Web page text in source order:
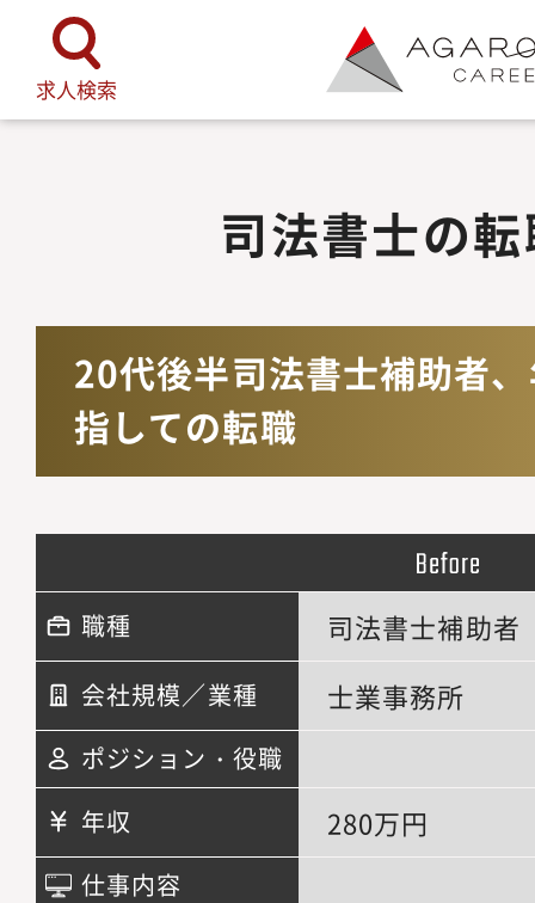
求人検索
TOP 司法書士の転職事例 20代
司法書士の
20代後半司法書士補助者
指しての転職
職種 司法書士補助者
会社規模／業種 士業事務所
ポジション・役職
年収
280万円
仕事内容